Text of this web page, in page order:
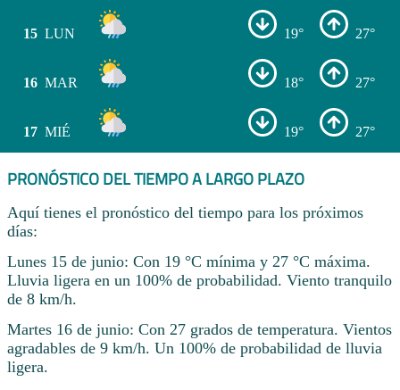
15 LUN 19° 27°
16 MAR 18° 27°
17 MIÉ 19° 27°
PRONÓSTICO DEL TIEMPO A LARGO PLAZO
Aquí tienes el pronóstico del tiempo para los próximos
días:
Lunes 15 de junio: Con 19 °C mínima y 27 °C máxima.
Lluvia ligera en un 100% de probabilidad. Viento tranquilo
de 8 km/h.
Martes 16 de junio: Con 27 grados de temperatura. Vientos
agradables de 9 km/h. Un 100% de probabilidad de lluvia
ligera.